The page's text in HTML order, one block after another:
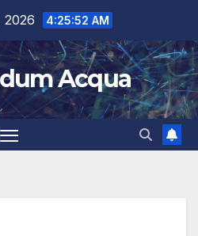
2026 4:25:53 AM
Acqua